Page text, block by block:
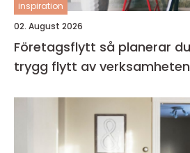
inspiration
02. August 2026
Företagsflytt så planerar du en smidig och
trygg flytt av verksamheten